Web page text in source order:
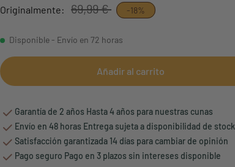
Originalmente: 69,99 € -18%
Disponible - Envío en 72 horas
Añadir al carrito
Garantía de 2 años Hasta 4 años para nuestras cunas
Envío en 48 horas Entrega sujeta a disponibilidad de stock
Satisfacción garantizada 14 días para cambiar de opinión
Pago seguro Pago en 3 plazos sin intereses disponible